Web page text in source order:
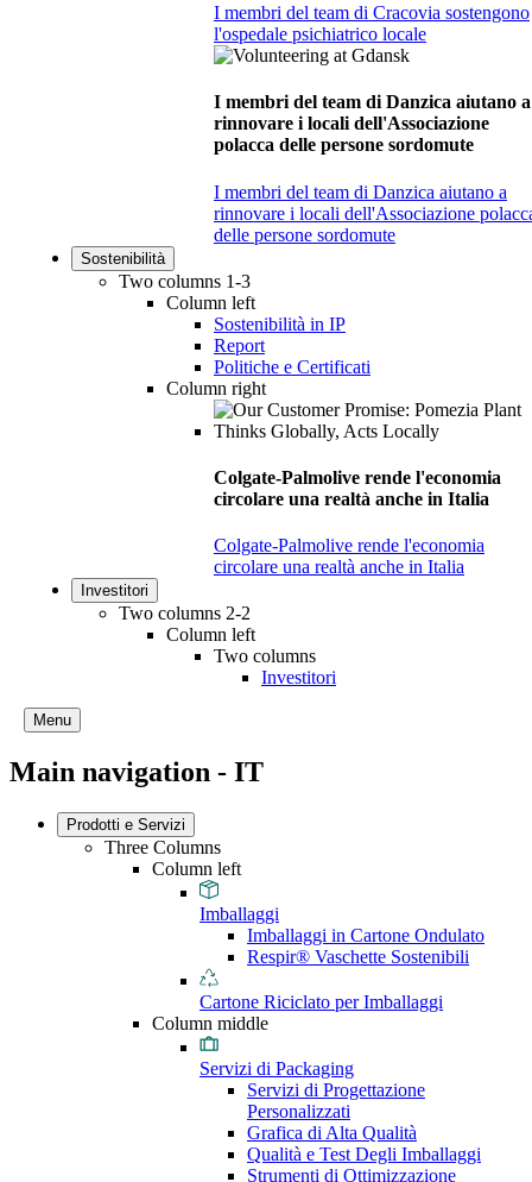
I membri del team di Cracovia sostengono
l'ospedale psichiatrico locale
I membri del team di Danzica aiutano a
rinnovare i locali dell'Associazione
polacca delle persone sordomute
I membri del team di Danzica aiutano a
rinnovare i locali dell'Associazione
delle persone sordomute
Sostenibilità
Two columns 1-3
Column left
Sostenibilità in IP
Report
Politiche e Certificati
Column right
Colgate-Palmolive rende l'economia
circolare una realtà anche in Italia
Colgate-Palmolive rende l'economia
circolare una realtà anche in Italia
Investitori
Two columns 2-2
Column left
Two columns
Investitori
Menu
Main navigation - IT
Prodotti e Servizi
Three Columns
Column left
Imballaggi
Imballaggi in Cartone Ondulato
Respir® Vaschette Sostenibili
Cartone Riciclato per Imballaggi
Column middle
Servizi di Packaging
Servizi di Progettazione
Personalizzati
Grafica di Alta Qualità
Qualità e Test Degli Imballaggi
Strumenti di Ottimizzazione